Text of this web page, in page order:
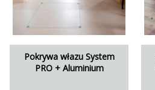
Pokrywa włazu System
PRO + Aluminium